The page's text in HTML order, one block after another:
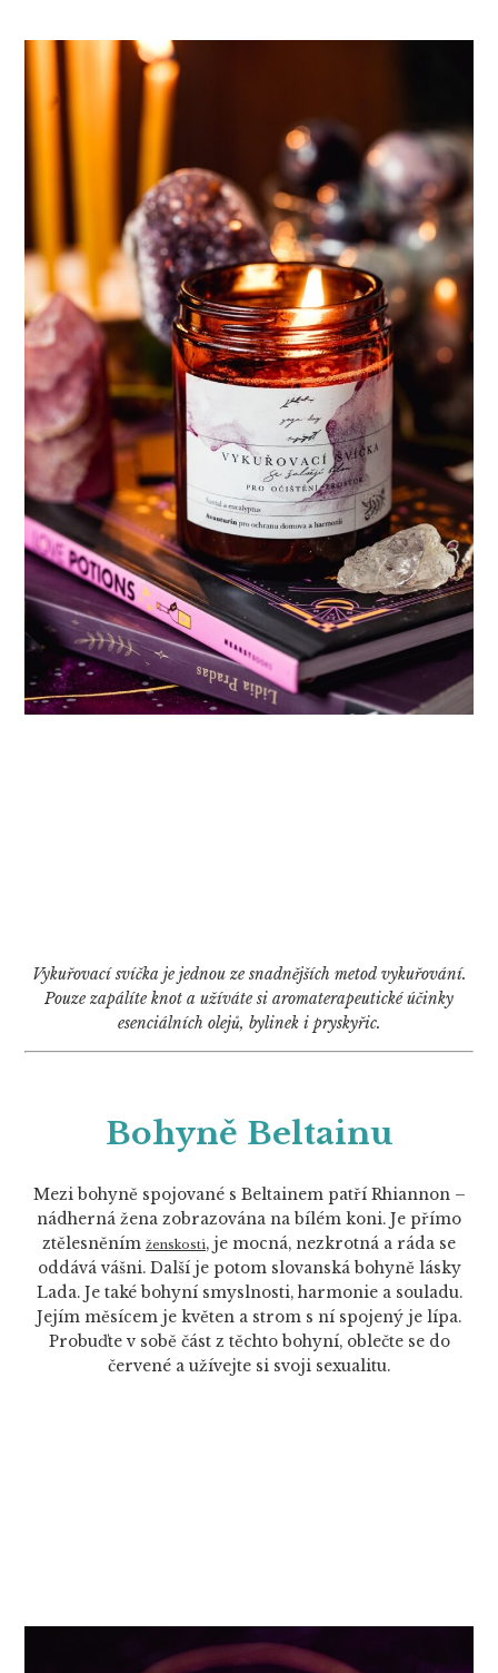
Vykuřovací svíčka je jednou ze snadnějších metod vykuřování.
Pouze zapálíte knot a užíváte si aromaterapeutické účinky
esenciálních olejů, bylinek i pryskyřic.
Bohyně Beltainu
Mezi bohyně spojované s Beltainem patří Rhiannon –
nádherná žena zobrazována na bílém koni. Je přímo
ztělesněním ženskosti, je mocná, nezkrotná a ráda se
oddává vášni. Další je potom slovanská bohyně lásky
Lada. Je také bohyní smyslnosti, harmonie a souladu.
Jejím měsícem je květen a strom s ní spojený je lípa.
Probuďte v sobě část z těchto bohyní, oblečte se do
červené a užívejte si svoji sexualitu.